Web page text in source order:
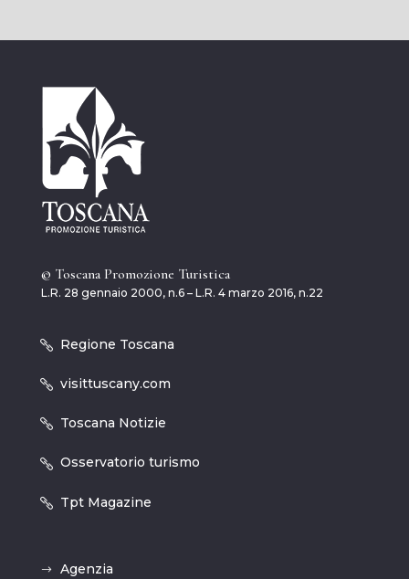
© Toscana Promozione Turistica
L.R. 28 gennaio 2000, n.6 – L.R. 4 marzo 2016, n.22
Regione Toscana
visittuscany.com
Toscana Notizie
Osservatorio turismo
Tpt Magazine
Agenzia